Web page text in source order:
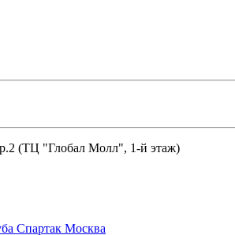
(ТЦ "Глобал Молл", 1-й этаж)